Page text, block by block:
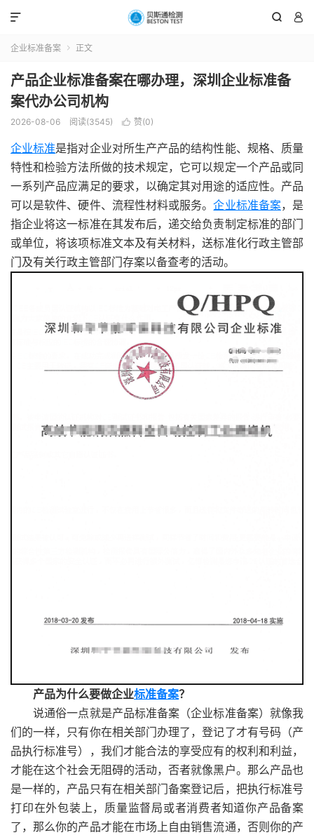
 

企业标准备案  正文
产品企业标准备案在哪办理，深圳企业标准备
案代办公司机构
2026-08-06 阅读(3545)  赞(0)
企业标准是指对企业对所生产产品的结构性能、规格、质量
特性和检验方法所做的技术规定，它可以规定一个产品或同
一系列产品应满足的要求，以确定其对用途的适应性。产品
可以是软件、硬件、流程性材料或服务。企业标准备案，是
指企业将这一标准在其发布后，递交给负责制定标准的部门
或单位，将该项标准文本及有关材料，送标准化行政主管部
门及有关行政主管部门存案以备查考的活动。
产品为什么要做企业标准备案？
说通俗一点就是产品标准备案（企业标准备案）就像我
们的一样，只有你在相关部门办理了，登记了才有号码（产
品执行标准号），我们才能合法的享受应有的权利和利益，
才能在这个社会无阻碍的活动，否者就像黑户。那么产品也
是一样的，产品只有在相关部门备案登记后，把执行标准号
打印在外包装上，质量监督局或者消费者知道你产品备案
了，那么你的产品才能在市场上自由销售流通，否则你的产